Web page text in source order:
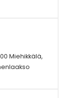
Miehikkälä,